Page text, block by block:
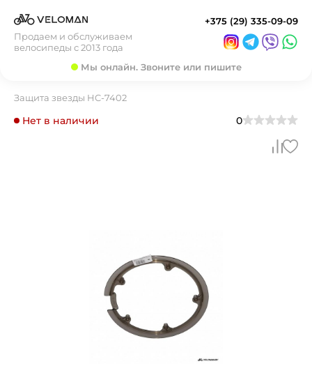
Продаем и обслуживаем
велосипеды с 2013 года
+375 (29) 335-09-09
Мы онлайн. Звоните или пишите
Защита звезды HC-7402
Нет в наличии 0